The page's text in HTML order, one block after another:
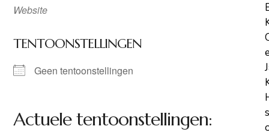
Website
TENTOONSTELLINGEN
Geen tentoonstellingen
Actuele tentoonstellingen: